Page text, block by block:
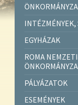
INTÉZMÉNYEK,
EGYHÁZAK
ROMA
PÁLYÁZATOK
ESEMÉNYEK